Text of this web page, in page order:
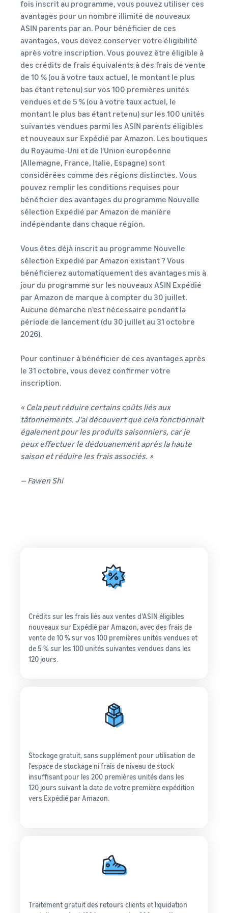
Réussite
du
Grâce à la
portée et
aux outils
d'Amazon,
Skipper's a
transformé
son
alimentation
animale
haut de
gamme à
poisson
d'une idée
une
entreprise
prospère.
Une histoire
vraie, une
croissance
réelle.
Pourriez-
vous être le
Traitez les commandes
multi-canaux
Utilisez votre stock Expédié
par Amazon pour les ventes
sur d'autres canaux
Produits à bas prix
Vendez des produits à bas
prix et atteignez des
millions de clients dans le
monde entier
Vendez au-delà des
frontières du
Royaume-Uni et de l'UE
Accédez facilement à de
nouveaux marchés
Réduisez
vos frais
d'expédition
pour vos
produits à
bas prix
tarifs Prix bas
Expédié par
Amazon pour les
inférieur ou égal à
€20.
Partenaire de vente
App Store
Découvrez des partenaires
logiciels approuvés par
Amazon
Explorez les
programmes de vente
Créez votre stratégie de
vente avec une variété de
programmes
Registre
des
marques
Inscrivez
marque
auprès
d'Amazon
pour accéder
à une suite
création de
marque et à
des
protection
Calculateur
de revenus
Calculez les frais
et les coûts d'un
produit en
comparant les
méthodes
d'expédition
Produits les plus
vendus en ligne
Trouvez des produits
tendance pour votre
entreprise en ligne
Gestion des stocks
pour le commerce
électronique
Guide de base sur le
fonctionnement de la
gestion des stocks et les
outils et services pertinents
Produits
recherchés
pour
commencer
à vendre
Trouvez votre
catégorie de produits
Comment vendre de la
nourriture pour
animaux en ligne
Développez votre
animaux
Comment vendre des
alimentaires en ligne
Développez vos ventes de
compléments alimentaires
en ligne
Comment vendre des
Vendez des écouteurs à des
fois inscrit au programme, vous pouvez utiliser ces
avantages pour un nombre illimité de nouveaux
ASIN parents par an. Pour bénéficier de ces
avantages, vous devez conserver votre éligibilité
après votre inscription. Vous pouvez être éligible à
des crédits de frais équivalents à des frais de vente
de 10 % (ou à votre taux actuel, le montant le plus
bas étant retenu) sur vos 100 premières unités
vendues et de 5 % (ou à votre taux actuel, le
montant le plus bas étant retenu) sur les 100 unités
suivantes vendues parmi les ASIN parents éligibles
et nouveaux sur Expédié par Amazon. Les boutiques
du Royaume-Uni et de l'Union européenne
(Allemagne, France, Italie, Espagne) sont
considérées comme des régions distinctes. Vous
pouvez remplir les conditions requises pour
bénéficier des avantages du programme Nouvelle
sélection Expédié par Amazon de manière
indépendante dans chaque région.
Vous êtes déjà inscrit au programme Nouvelle
sélection Expédié par Amazon existant ? Vous
bénéficierez automatiquement des avantages mis à
jour du programme sur les nouveaux ASIN Expédié
par Amazon de marque à compter du 30 juillet.
Aucune démarche n'est nécessaire pendant la
période de lancement (du 30 juillet au 31 octobre
2026).
Pour continuer à bénéficier de ces avantages après
le 31 octobre, vous devez confirmer votre
inscription.
« Cela peut réduire certains coûts liés aux
tâtonnements. J'ai découvert que cela fonctionnait
également pour les produits saisonniers, car je
peux effectuer le dédouanement après la haute
saison et réduire les frais associés. »
— Fawen Shi
Crédits sur les frais liés aux ventes d'ASIN éligibles
nouveaux sur Expédié par Amazon, avec des frais de
vente de 10 % sur vos 100 premières unités vendues et
de 5 % sur les 100 unités suivantes vendues dans les
120 jours.
Stockage gratuit, sans supplément pour utilisation de
l'espace de stockage ni frais de niveau de stock
insuffisant pour les 200 premières unités dans les
120 jours suivant la date de votre première expédition
vers Expédié par Amazon.
Traitement gratuit des retours clients et liquidation